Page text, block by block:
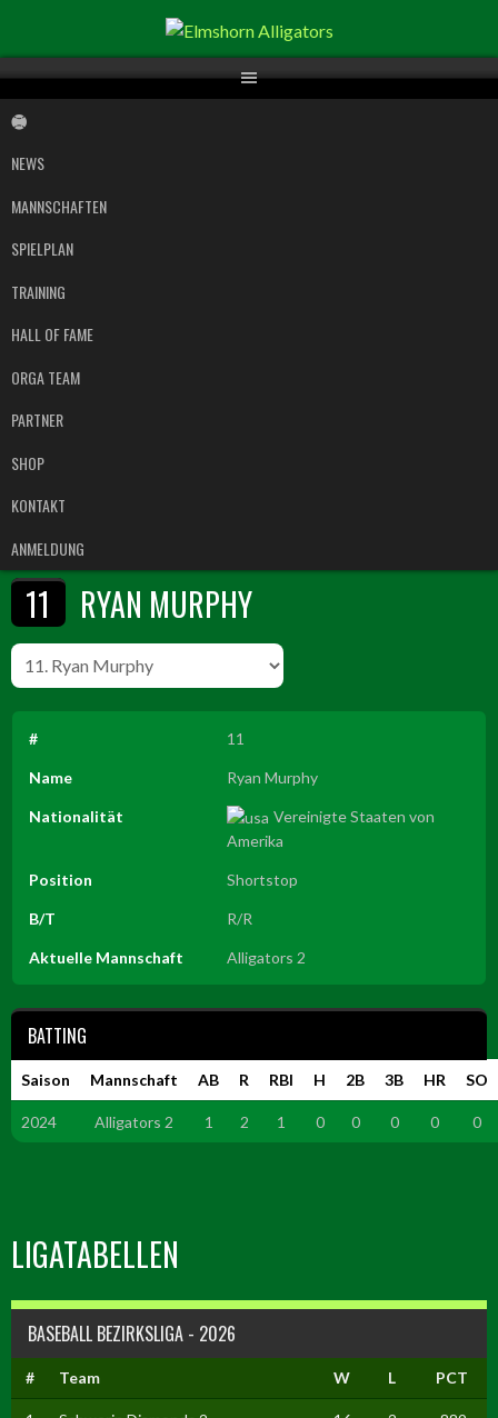
Inhalt
NEWS
MANNSCHAFTEN
SPIELPLAN
TRAINING
HALL OF FAME
ORGA TEAM
PARTNER
SHOP
KONTAKT
ANMELDUNG
11 RYAN MURPHY
# 11
Name Ryan Murphy
Nationalität
Vereinigte Staaten von
Amerika
Position Shortstop
B/T R/R
Aktuelle Mannschaft Alligators 2
BATTING
Saison Mannschaft AB R RBI H 2B 3B HR SO
2024 Alligators 2 1 2 1 0 0 0 0 0
LIGATABELLEN
BASEBALL BEZIRKSLIGA - 2026
# Team W L PCT